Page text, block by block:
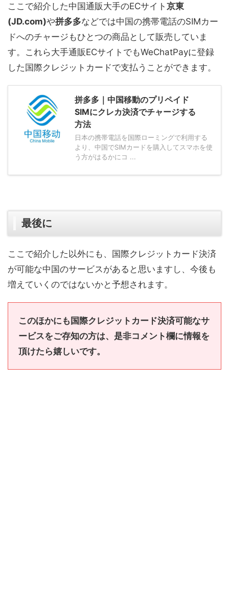
ここで紹介した中国通販大手のECサイト 京東
(JD.com)や拼多多などでは中国の携帯電話のSIMカー
ドへのチャージもひとつの商品として販売していま
す。これら大手通販ECサイトでもWeChatPayに登録
した国際クレジットカードで支払うことができます。
拼多多｜中国移動のプリペイド
SIMにクレカ決済でチャージする
方法
日本の携帯電話を国際ローミングで利用する
より、中国でSIMカードを購入してスマホを使
う方がはるかにコ ...
最後に
ここで紹介した以外にも、国際クレジットカード決済
が可能な中国のサービスがあると思いますし、今後も
増えていくのではないかと予想されます。
このほかにも国際クレジットカード決済可能なサ
ービスをご存知の方は、是非コメント欄に情報を
頂けたら嬉しいです。